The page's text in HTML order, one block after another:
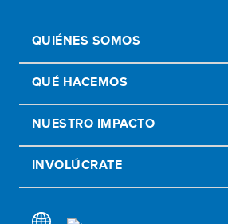
QUIÉNES SOMOS
QUÉ HACEMOS
NUESTRO IMPACTO
INVOLÚCRATE